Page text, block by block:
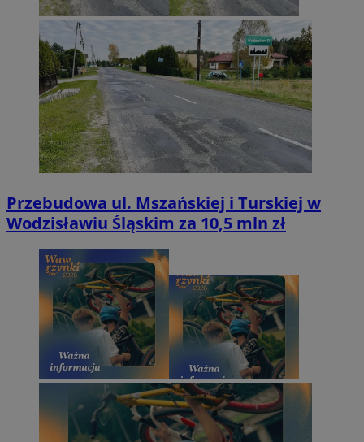
Przebudowa ul. Mszańskiej i Turskiej w
Wodzisławiu Śląskim za 10,5 mln zł